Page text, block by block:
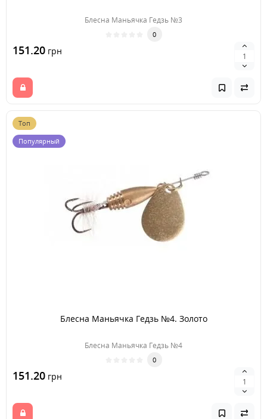
Блесна Маньячка Гедзь №3
0
151.20 грн
Топ
Популярный
Блесна Маньячка Гедзь №4. Золото
Блесна Маньячка Гедзь №4
0
151.20 грн